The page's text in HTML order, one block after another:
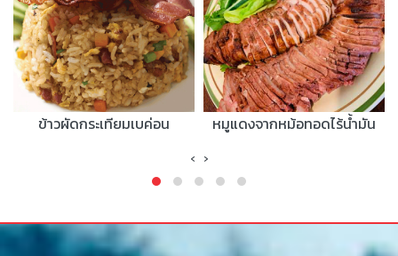
ข้าวผัดกระเทียมเบค่อน หมูแดงจากหม้อทอดไร้น้ำมัน
‹ ›